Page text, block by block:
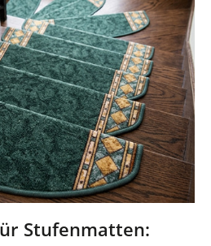
Stufenmatten: